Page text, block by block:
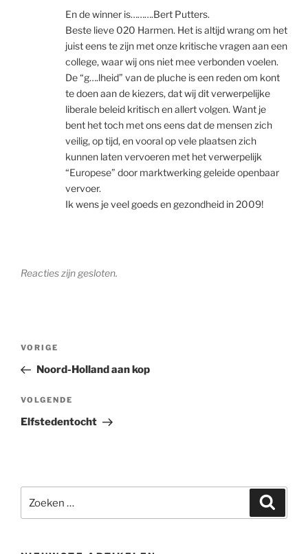
En de winner is……….Bert Putters.
Beste lieve 020 Harmen. Het is altijd wrang om het
juist eens te zijn met onze kritische vragen aan een
college, waar wij ons niet mee verbonden voelen.
De “g….lheid” van de pluche is een reden om kont
te doen aan de kiezers, dat wij dit verwerpelijke
liberale beleid kritisch en allert volgen. Want je
bent het toch met ons eens dat de mensen zich
veilig, op tijd, en vooral op vele plaatsen zich
kunnen laten vervoeren met het verwerpelijk
“Europese” door marktwerking geleide openbaar
vervoer.
Ik wens je veel goeds en gezondheid in 2009!
Reacties zijn gesloten.
Bericht
Vorig
bericht
VORIGE
Noord-Holland aan kop
Volgend
bericht
VOLGENDE
Elfstedentocht
naar: